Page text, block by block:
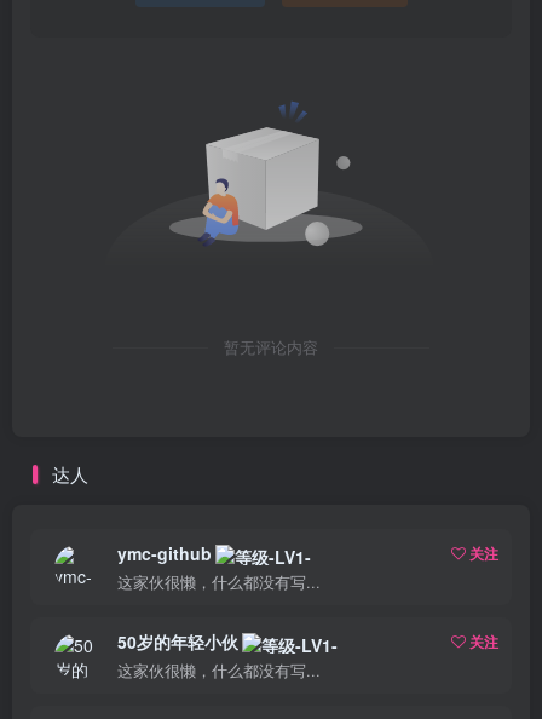
暂无评论内容
达人
ymc-github
关注
这家伙很懒，什么都没有写...
50岁的年轻小伙
关注
这家伙很懒，什么都没有写...